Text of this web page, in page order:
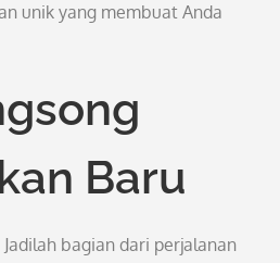
unik yang membuat Anda
Baru
Jadilah bagian dari perjalanan